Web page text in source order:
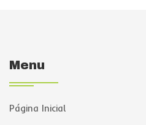
Menu
Página Inicial